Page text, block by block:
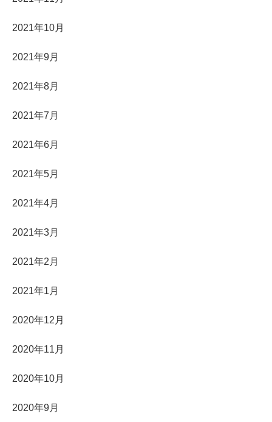
2021年10月
2021年9月
2021年8月
2021年7月
2021年6月
2021年5月
2021年4月
2021年3月
2021年2月
2021年1月
2020年12月
2020年11月
2020年10月
2020年9月